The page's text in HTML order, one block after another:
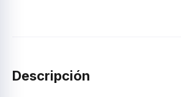
Descripción